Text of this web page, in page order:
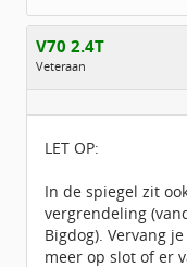
V70 2.4T
Veteraan
Geslacht:
Leeftijd:
55
Geregistreerd:
LET OP:
In de spiegel zit
vergrendeling
Bigdog). Vervang
meer op slot of er